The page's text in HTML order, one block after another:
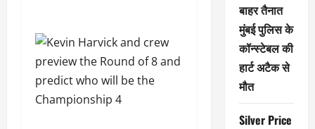
बाहर तैनात
मुंबई पुलिस के
कॉन्स्टेबल की
हार्ट अटैक से
मौत
Silver Price